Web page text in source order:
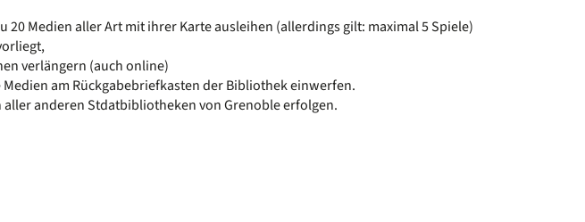
20 Medien aller Art mit ihrer Karte ausleihen (allerdings gilt: maximal 5 Spiele)
verlängern (auch online)
am Rückgabebriefkasten der Bibliothek einwerfen.
anderen Stdatbibliotheken von Grenoble erfolgen.